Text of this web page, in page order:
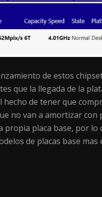
de estos
que la llegada de la
de tener que
no van a amortizar con
propia placa base, por lo
de placas base mas